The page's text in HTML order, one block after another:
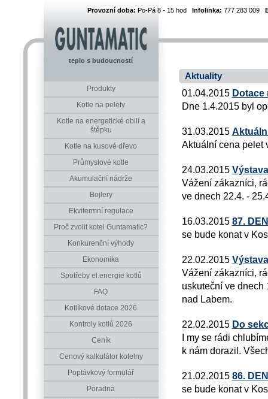
Provozní doba: Po-Pá 8 - 15 hod Infolinka: 777 283 009
teplo s budoucností
Produkty
Kotle na pelety
Kotle na energetické obilí a
štěpku
Kotle na kusové dřevo
Průmyslové kotle
Akumulační nádrže
Bojlery
Ekvitermní regulace
Proč zvolit kotel Guntamatic?
Konkurenční výhody
Ekonomika
Spotřeby el.energie kotlů
FAQ
Kotlíkové dotace 2026
Kontroly kotlů 2026
Ceník
Cenový kalkulátor kotelny
Poptávkový formulář
Poradna
Aktuality
01.04.2015 Dotace
Dne 1.4.2015 byl
31.03.2015
Aktuální cena pelet
24.03.2015
Vážení zákazníci,
ve dnech 22.4. -
16.03.2015 87.
se bude konat v
22.02.2015
Vážení zákazníci,
uskuteční ve dnech
nad Labem.
22.02.2015 Do
I my se rádi
k nám dorazil.
21.02.2015 86.
se bude konat v